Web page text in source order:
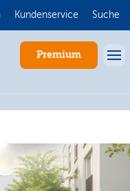
Kundenservice Suche
Premium